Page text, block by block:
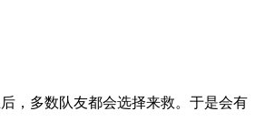
，多数队友都会选择来救。于是会有